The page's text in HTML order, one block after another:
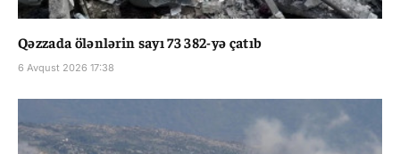
Qəzzada ölənlərin sayı 73 382-yə çatıb
6 Avqust 2026 17:38